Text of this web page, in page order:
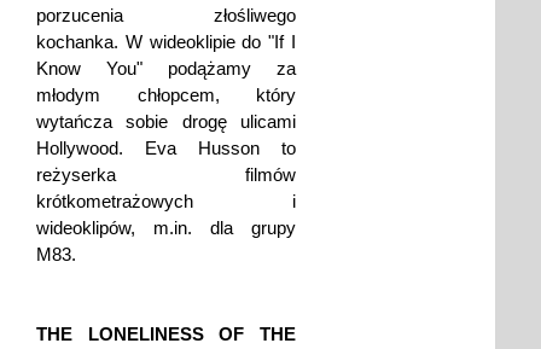
porzucenia złośliwego
kochanka. W wideoklipie do "If I
Know You" podążamy za
młodym chłopcem, który
wytańcza sobie drogę ulicami
Hollywood. Eva Husson to
reżyserka filmów
krótkometrażowych i
wideoklipów, m.in. dla grupy
M83.
THE LONELINESS OF THE